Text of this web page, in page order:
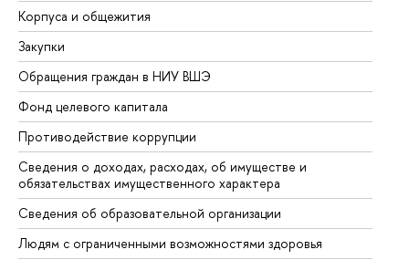
Корпуса и общежития
Закупки
Обращения граждан в НИУ ВШЭ
Фонд целевого капитала
Противодействие коррупции
Сведения о доходах, расходах, об имуществе и
обязательствах имущественного характера
Сведения об образовательной организации
Людям с ограниченными возможностями здоровья